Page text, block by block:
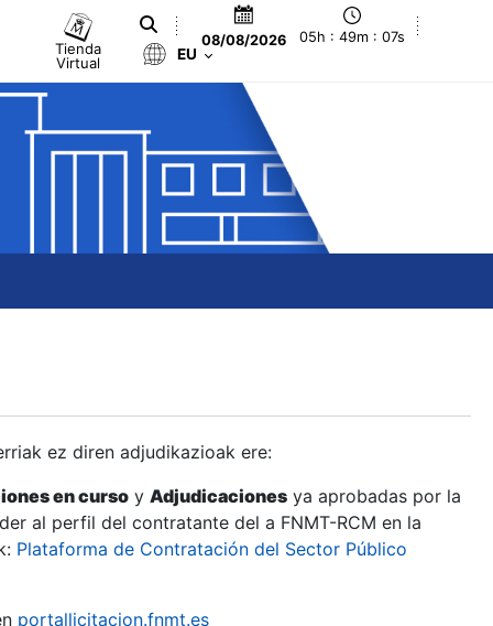
Tienda
Virtual
08/08/2026 05h : 49m : 07s
EU
ez diren adjudikazioak ere:
en curso y Adjudicaciones ya aprobadas por la
al perfil del contratante del a FNMT-RCM en la
Plataforma de Contratación del Sector Público
portallicitacion.fnmt.es